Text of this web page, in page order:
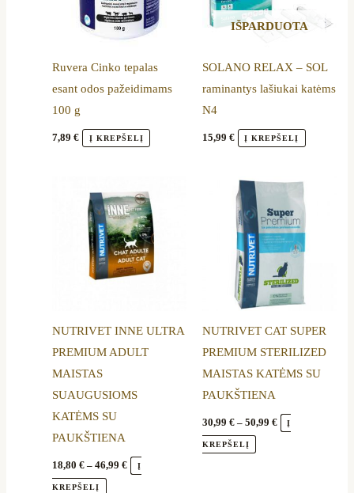
Ruvera Cinko tepalas
esant odos pažeidimams
100 g
7,89€ Į KREPŠELĮ
IŠPARDUOTA
SOLANO RELAX – SOL
raminantys lašiukai katėms
N4
15,99 € Į KREPŠELĮ
NUTRIVET INNE ULTRA
PREMIUM ADULT
MAISTAS
SUAUGUSIOMS
KATĖMS SU
PAUKŠTIENA
18,80€ – 46,99€
range:
18,80 €
through
46,99 €
Į
KREPŠELĮ
product
has
multiple
variants.
may
be
on
the
product
page
NUTRIVET CAT SUPER
PREMIUM STERILIZED
MAISTAS KATĖMS SU
PAUKŠTIENA
30,99 € – 50,99 €
Price
30,99 €
through
50,99 €
Į
KREPŠELĮ
This
product
has
multiple
variants.
The
may
be
chosen
on
the